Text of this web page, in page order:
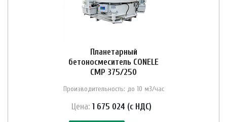
Планетарный
бетоносмеситель CONELE
CMP 375/250
Производительность: до 10 м3/час
Цена: 1 675 024 (с НДС)